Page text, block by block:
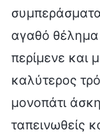
αγαθό θέλημα
περίμενε και
καλύτερος
μονοπάτι
ταπεινωθείς